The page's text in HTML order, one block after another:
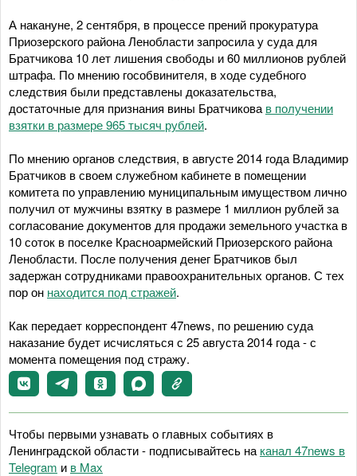
А накануне, 2 сентября, в процессе прений прокуратура
Приозерского района Ленобласти запросила у суда для
Братчикова 10 лет лишения свободы и 60 миллионов рублей
штрафа. По мнению гособвинителя, в ходе судебного
следствия были представлены доказательства,
достаточные для признания вины Братчикова в получении
взятки в размере 965 тысяч рублей.
По мнению органов следствия, в августе 2014 года Владимир
Братчиков в своем служебном кабинете в помещении
комитета по управлению муниципальным имуществом лично
получил от мужчины взятку в размере 1 миллион рублей за
согласование документов для продажи земельного участка в
10 соток в поселке Красноармейский Приозерского района
Ленобласти. После получения денег Братчиков был
задержан сотрудниками правоохранительных органов. С тех
пор он находится под стражей.
Как передает корреспондент 47news, по решению суда
наказание будет исчисляться с 25 августа 2014 года - с
момента помещения под стражу.
Чтобы первыми узнавать о главных событиях в
Ленинградской области - подписывайтесь на канал 47news в
Telegram и в Maх